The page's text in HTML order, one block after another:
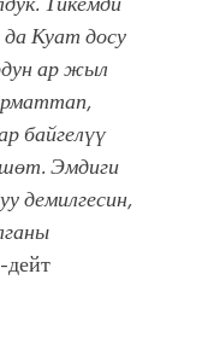
да Куат досу
ар жыл
байгелүү
Эмдиги
демилгесин,
дейт